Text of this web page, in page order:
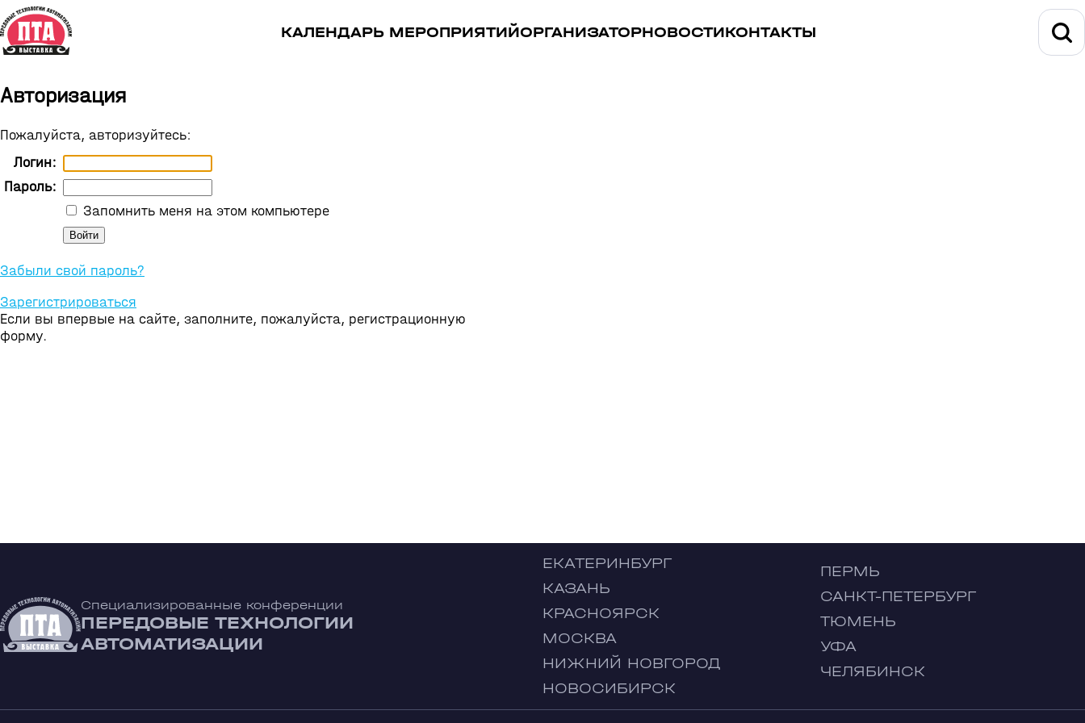
КАЛЕНДАРЬ МЕРОПРИЯТИЙОРГАНИЗАТОРНОВОСТИКОНТАКТЫ
Авторизация
Пожалуйста, авторизуйтесь:
Логин:
Пароль:
Запомнить меня на этом компьютере
Забыли свой пароль?
Зарегистрироваться
Если вы впервые на сайте, заполните, пожалуйста, регистрационную
форму.
Специализированные конференции
ПЕРЕДОВЫЕ ТЕХНОЛОГИИ
АВТОМАТИЗАЦИИ
ЕКАТЕРИНБУРГ
КАЗАНЬ
КРАСНОЯРСК
МОСКВА
НИЖНИЙ НОВГОРОД
НОВОСИБИРСК
ПЕРМЬ
САНКТ-ПЕТЕРБУРГ
ТЮМЕНЬ
УФА
ЧЕЛЯБИНСК